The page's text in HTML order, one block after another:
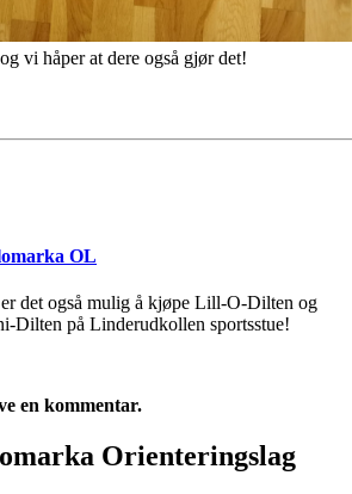
vi håper at dere også gjør det!
OL
det også mulig å kjøpe Lill-O-Dilten og
Dilten på Linderudkollen sportsstue!
en kommentar.
Orienteringslag